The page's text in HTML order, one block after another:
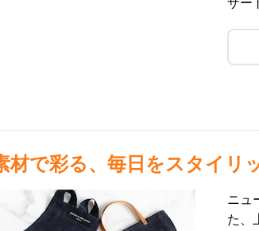
材で彩る、毎日をスタイリ
ニュ
た、